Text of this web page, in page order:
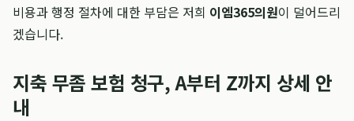
비용과 행정 절차에 대한 부담은 저희 이엠365의원이 덜어드리
겠습니다.
지축 무좀 보험 청구, A부터 Z까지 상세 안
내